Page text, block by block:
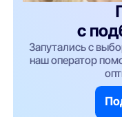
с
Запутались с
наш оператор